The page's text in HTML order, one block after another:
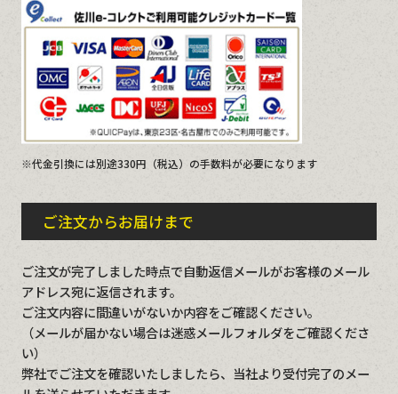
※代金引換には別途330円（税込）の手数料が必要になります
ご注文からお届けまで
ご注文が完了しました時点で自動返信メールがお客様のメール
アドレス宛に返信されます。
ご注文内容に間違いがないか内容をご確認ください。
（メールが届かない場合は迷惑メールフォルダをご確認くださ
い）
弊社でご注文を確認いたしましたら、当社より受付完了のメー